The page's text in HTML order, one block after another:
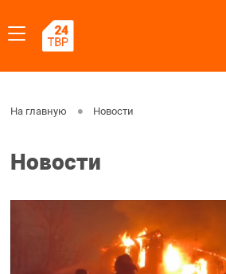
На главную Новости
Новости